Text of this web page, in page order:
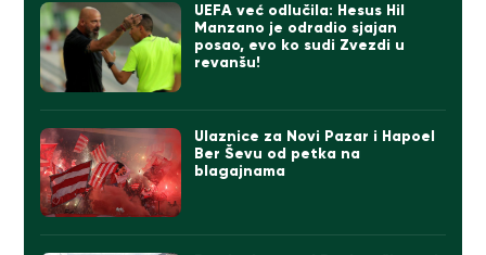
UEFA već odlučila: Hesus Hil
Manzano je odradio sjajan
posao, evo ko sudi Zvezdi u
revanšu!
Ulaznice za Novi Pazar i Hapoel
Ber Ševu od petka na
blagajnama